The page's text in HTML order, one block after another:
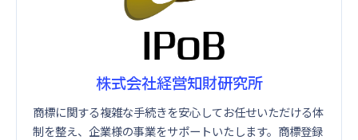
株式会社経営知財研究所
商標に関する複雑な手続きを安心してお任せいただける体
制を整え、企業様の事業をサポートいたします。商標登録